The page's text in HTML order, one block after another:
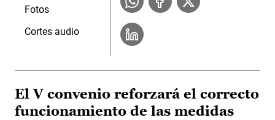
Fotos
Cortes audio
El V convenio reforzará el correcto
funcionamiento de las medidas